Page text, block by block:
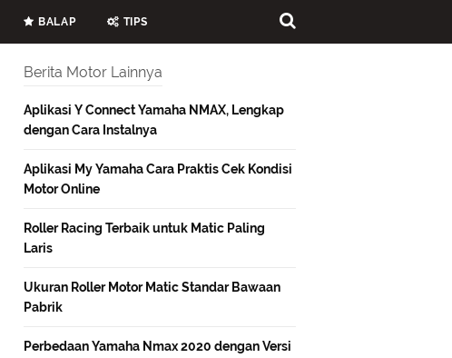
BALAP TIPS
Berita Motor Lainnya
Aplikasi Y Connect Yamaha NMAX, Lengkap
dengan Cara Instalnya
Aplikasi My Yamaha Cara Praktis Cek Kondisi
Motor Online
Roller Racing Terbaik untuk Matic Paling
Laris
Ukuran Roller Motor Matic Standar Bawaan
Pabrik
Perbedaan Yamaha Nmax 2020 dengan Versi